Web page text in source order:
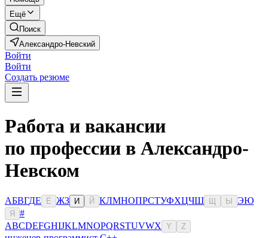
Ещё
Поиск
Александро-Невский
Войти
Войти
Создать резюме
Работа и вакансии
по профессии в Александро-
Невском
АБВГДЕ Ё ЖЗ И Й КЛМНОПРСТУФХЦЧШ Ы ЭЮ
Я
#
ABCDEFGHIJKLMNOPQRSTUVWX Y Z